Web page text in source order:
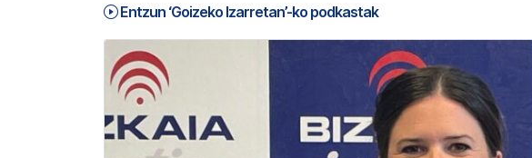
Entzun ‘Goizeko Izarretan’-ko podkastak